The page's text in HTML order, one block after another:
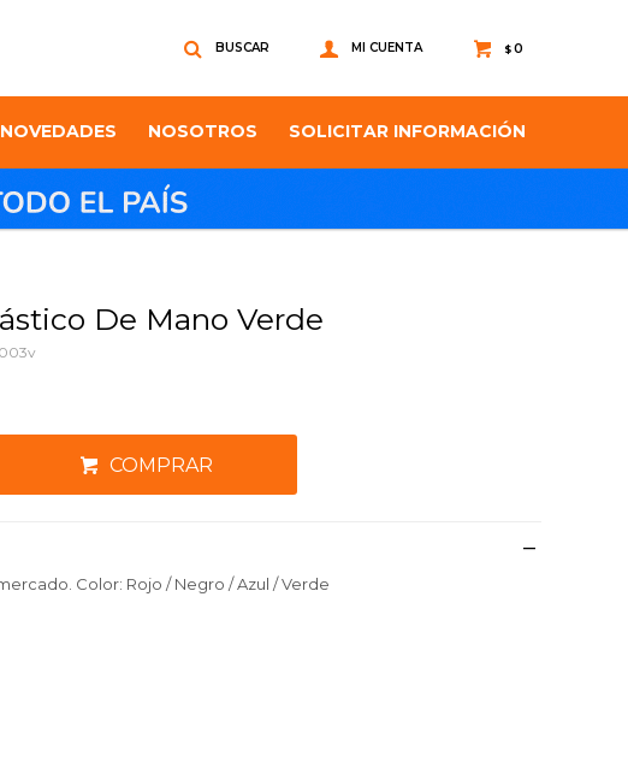
NOVEDADES NOSOTROS SOLICITAR INFORMACIÓN
$0
De Mano Verde
COMPRAR
Color: Rojo / Negro / Azul / Verde